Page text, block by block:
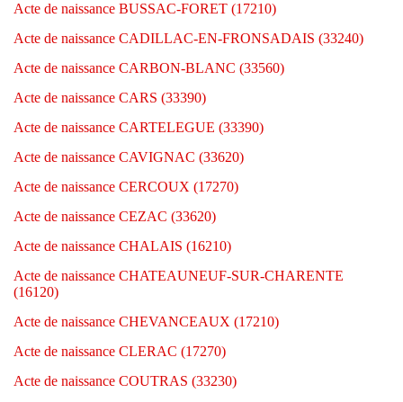
Acte de naissance BUSSAC-FORET (17210)
Acte de naissance CADILLAC-EN-FRONSADAIS (33240)
Acte de naissance CARBON-BLANC (33560)
Acte de naissance CARS (33390)
Acte de naissance CARTELEGUE (33390)
Acte de naissance CAVIGNAC (33620)
Acte de naissance CERCOUX (17270)
Acte de naissance CEZAC (33620)
Acte de naissance CHALAIS (16210)
Acte de naissance CHATEAUNEUF-SUR-CHARENTE
(16120)
Acte de naissance CHEVANCEAUX (17210)
Acte de naissance CLERAC (17270)
Acte de naissance COUTRAS (33230)